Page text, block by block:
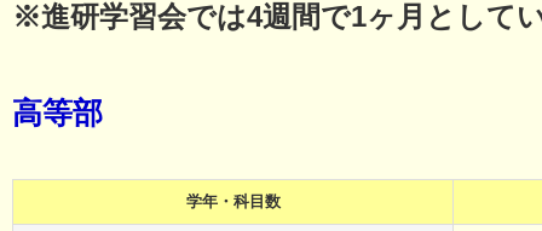
※進研学習会では4週間で1ヶ月として
高等部
学年・科目数